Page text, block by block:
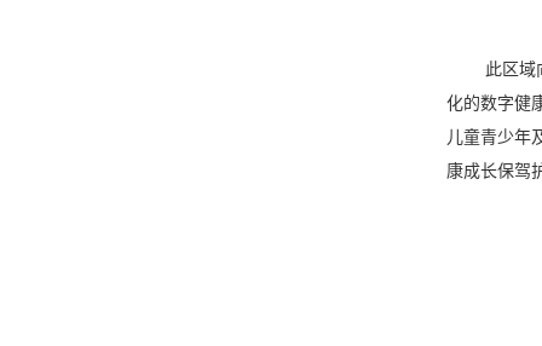
此区域
化的数字健
儿童青少年
康成长保驾